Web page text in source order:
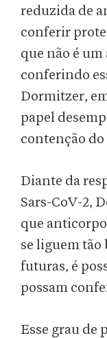
reduzida de
conferir
que não é
conferindo
Dormitzer,
papel
contenção
Diante da
Sars-CoV-2,
que
se liguem tão
futuras, é
possam
Esse grau de